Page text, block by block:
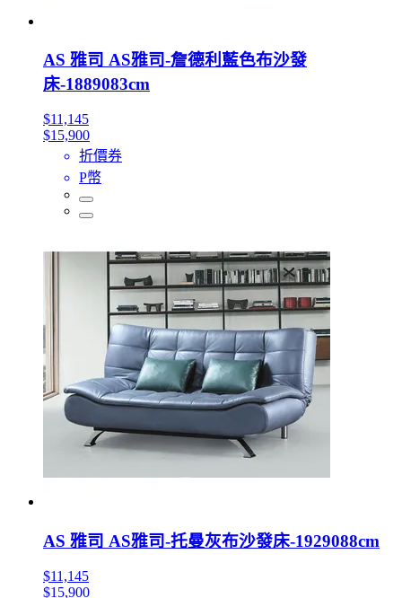
AS 雅司 AS雅司-詹德利藍色布沙發
床-1889083cm
$11,145
$15,900
折價券
P幣
AS 雅司 AS雅司-托曼灰布沙發床-1929088cm
$11,145
$15,900